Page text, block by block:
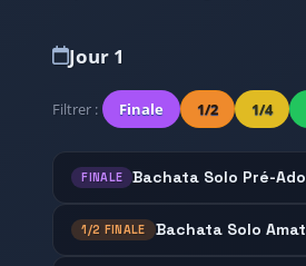
Jour 1
Filtrer : Finale 1/2 1/4
FINALE
1/2 FINALE